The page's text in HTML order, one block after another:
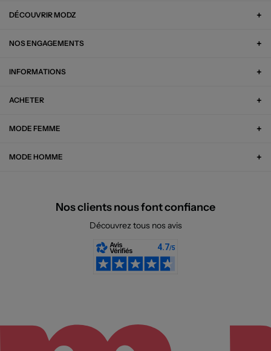
DÉCOUVRIR MODZ
NOS ENGAGEMENTS
INFORMATIONS
ACHETER
MODE FEMME
MODE HOMME
Nos clients nous font confiance
Découvrez tous nos avis